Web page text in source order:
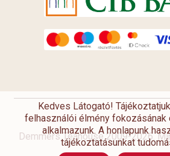
Demmers Teahouse 2009-2026.
Kedves Látogató!
felhasználói élmény
alkalmazunk. A honlapunk
tájékoztatásunkat